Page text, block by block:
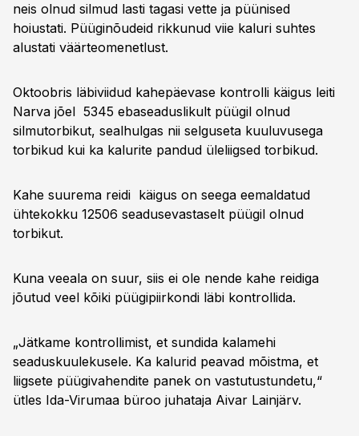
neis olnud silmud lasti tagasi vette ja püünised
hoiustati. Püüginõudeid rikkunud viie kaluri suhtes
alustati väärteomenetlust.
Oktoobris läbiviidud kahepäevase kontrolli käigus leiti
Narva jõel 5345 ebaseaduslikult püügil olnud
silmutorbikut, sealhulgas nii selguseta kuuluvusega
torbikud kui ka kalurite pandud üleliigsed torbikud.
Kahe suurema reidi käigus on seega eemaldatud
ühtekokku 12506 seadusevastaselt püügil olnud
torbikut.
Kuna veeala on suur, siis ei ole nende kahe reidiga
jõutud veel kõiki püügipiirkondi läbi kontrollida.
„Jätkame kontrollimist, et sundida kalamehi
seaduskuulekusele. Ka kalurid peavad mõistma, et
liigsete püügivahendite panek on vastutustundetu,“
ütles Ida-Virumaa büroo juhataja Aivar Lainjärv.